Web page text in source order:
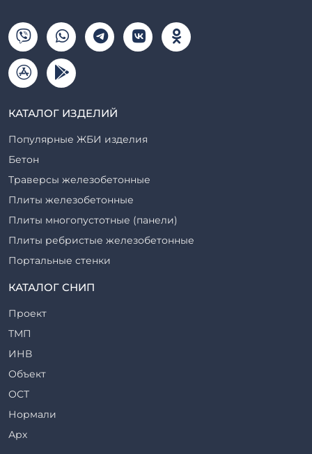
КАТАЛОГ ИЗДЕЛИЙ
Популярные ЖБИ изделия
Бетон
Траверсы железобетонные
Плиты железобетонные
Плиты многопустотные (панели)
Плиты ребристые железобетонные
Портальные стенки
Прогоны железобетонные
Ригели железобетонные
Сваи железобетонные
Стеновые блоки
Стойки железобетонные
Столбы железобетонные
Закладные детали
Трубы железобетонные
КАТАЛОГ СНИП
Проект
ТМП
ИНВ
Объект
ОСТ
Нормали
Арх